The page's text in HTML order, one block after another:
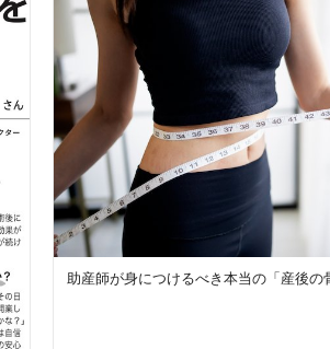
助産師が身につけるべき本当の「産後の